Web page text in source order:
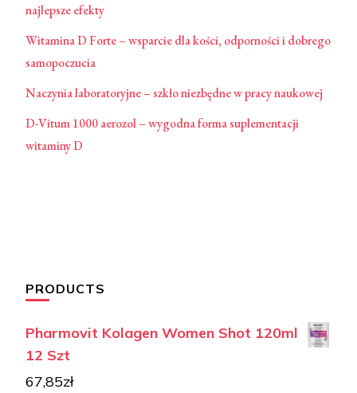
najlepsze efekty
Witamina D Forte – wsparcie dla kości, odporności i dobrego
samopoczucia
Naczynia laboratoryjne – szkło niezbędne w pracy naukowej
D-Vitum 1000 aerozol – wygodna forma suplementacji
witaminy D
PRODUCTS
Pharmovit Kolagen Women Shot 120ml
12 Szt
67,85zł